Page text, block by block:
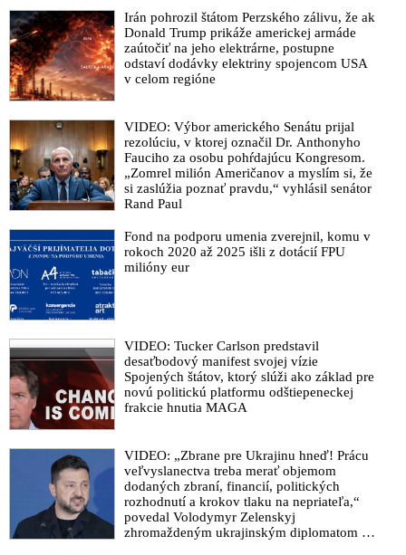
Irán pohrozil štátom Perzského zálivu, že ak
Donald Trump prikáže americkej armáde
zaútočiť na jeho elektrárne, postupne
odstaví dodávky elektriny spojencom USA
v celom regióne
VIDEO: Výbor amerického Senátu prijal
rezolúciu, v ktorej označil Dr. Anthonyho
Fauciho za osobu pohŕdajúcu Kongresom.
„Zomrel milión Američanov a myslím si, že
si zaslúžia poznať pravdu,“ vyhlásil senátor
Rand Paul
Fond na podporu umenia zverejnil, komu v
rokoch 2020 až 2025 išli z dotácií FPU
milióny eur
VIDEO: Tucker Carlson predstavil
desaťbodový manifest svojej vízie
Spojených štátov, ktorý slúži ako základ pre
novú politickú platformu odštiepeneckej
frakcie hnutia MAGA
VIDEO: „Zbrane pre Ukrajinu hneď! Prácu
veľvyslanectva treba merať objemom
dodaných zbraní, financií, politických
rozhodnutí a krokov tlaku na nepriateľa,“
povedal Volodymyr Zelenskyj
zhromaždeným ukrajinským diplomatom v